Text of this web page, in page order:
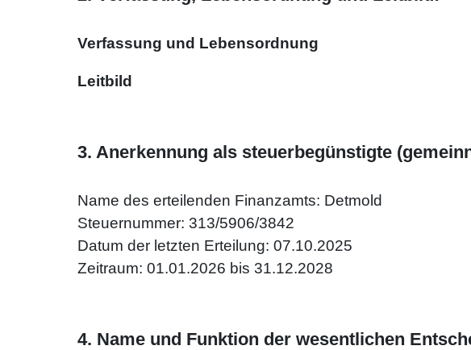
Verfassung und Lebensordnung
Leitbild
3. Anerkennung als steuerbegünstigte
Name des erteilenden Finanzamts: Detmold
Steuernummer: 313/5906/3842
Datum der letzten Erteilung: 07.10.2025
Zeitraum: 01.01.2026 bis 31.12.2028
4. Name und Funktion der wesentlichen